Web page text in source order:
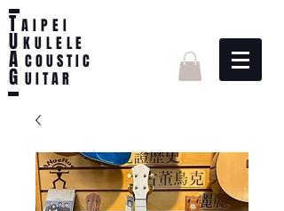
TAIPEI
UKULELE
A C O U S T I C
G U I T A R